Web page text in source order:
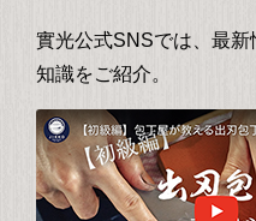
實光公式SNSでは、最
知識をご紹介。